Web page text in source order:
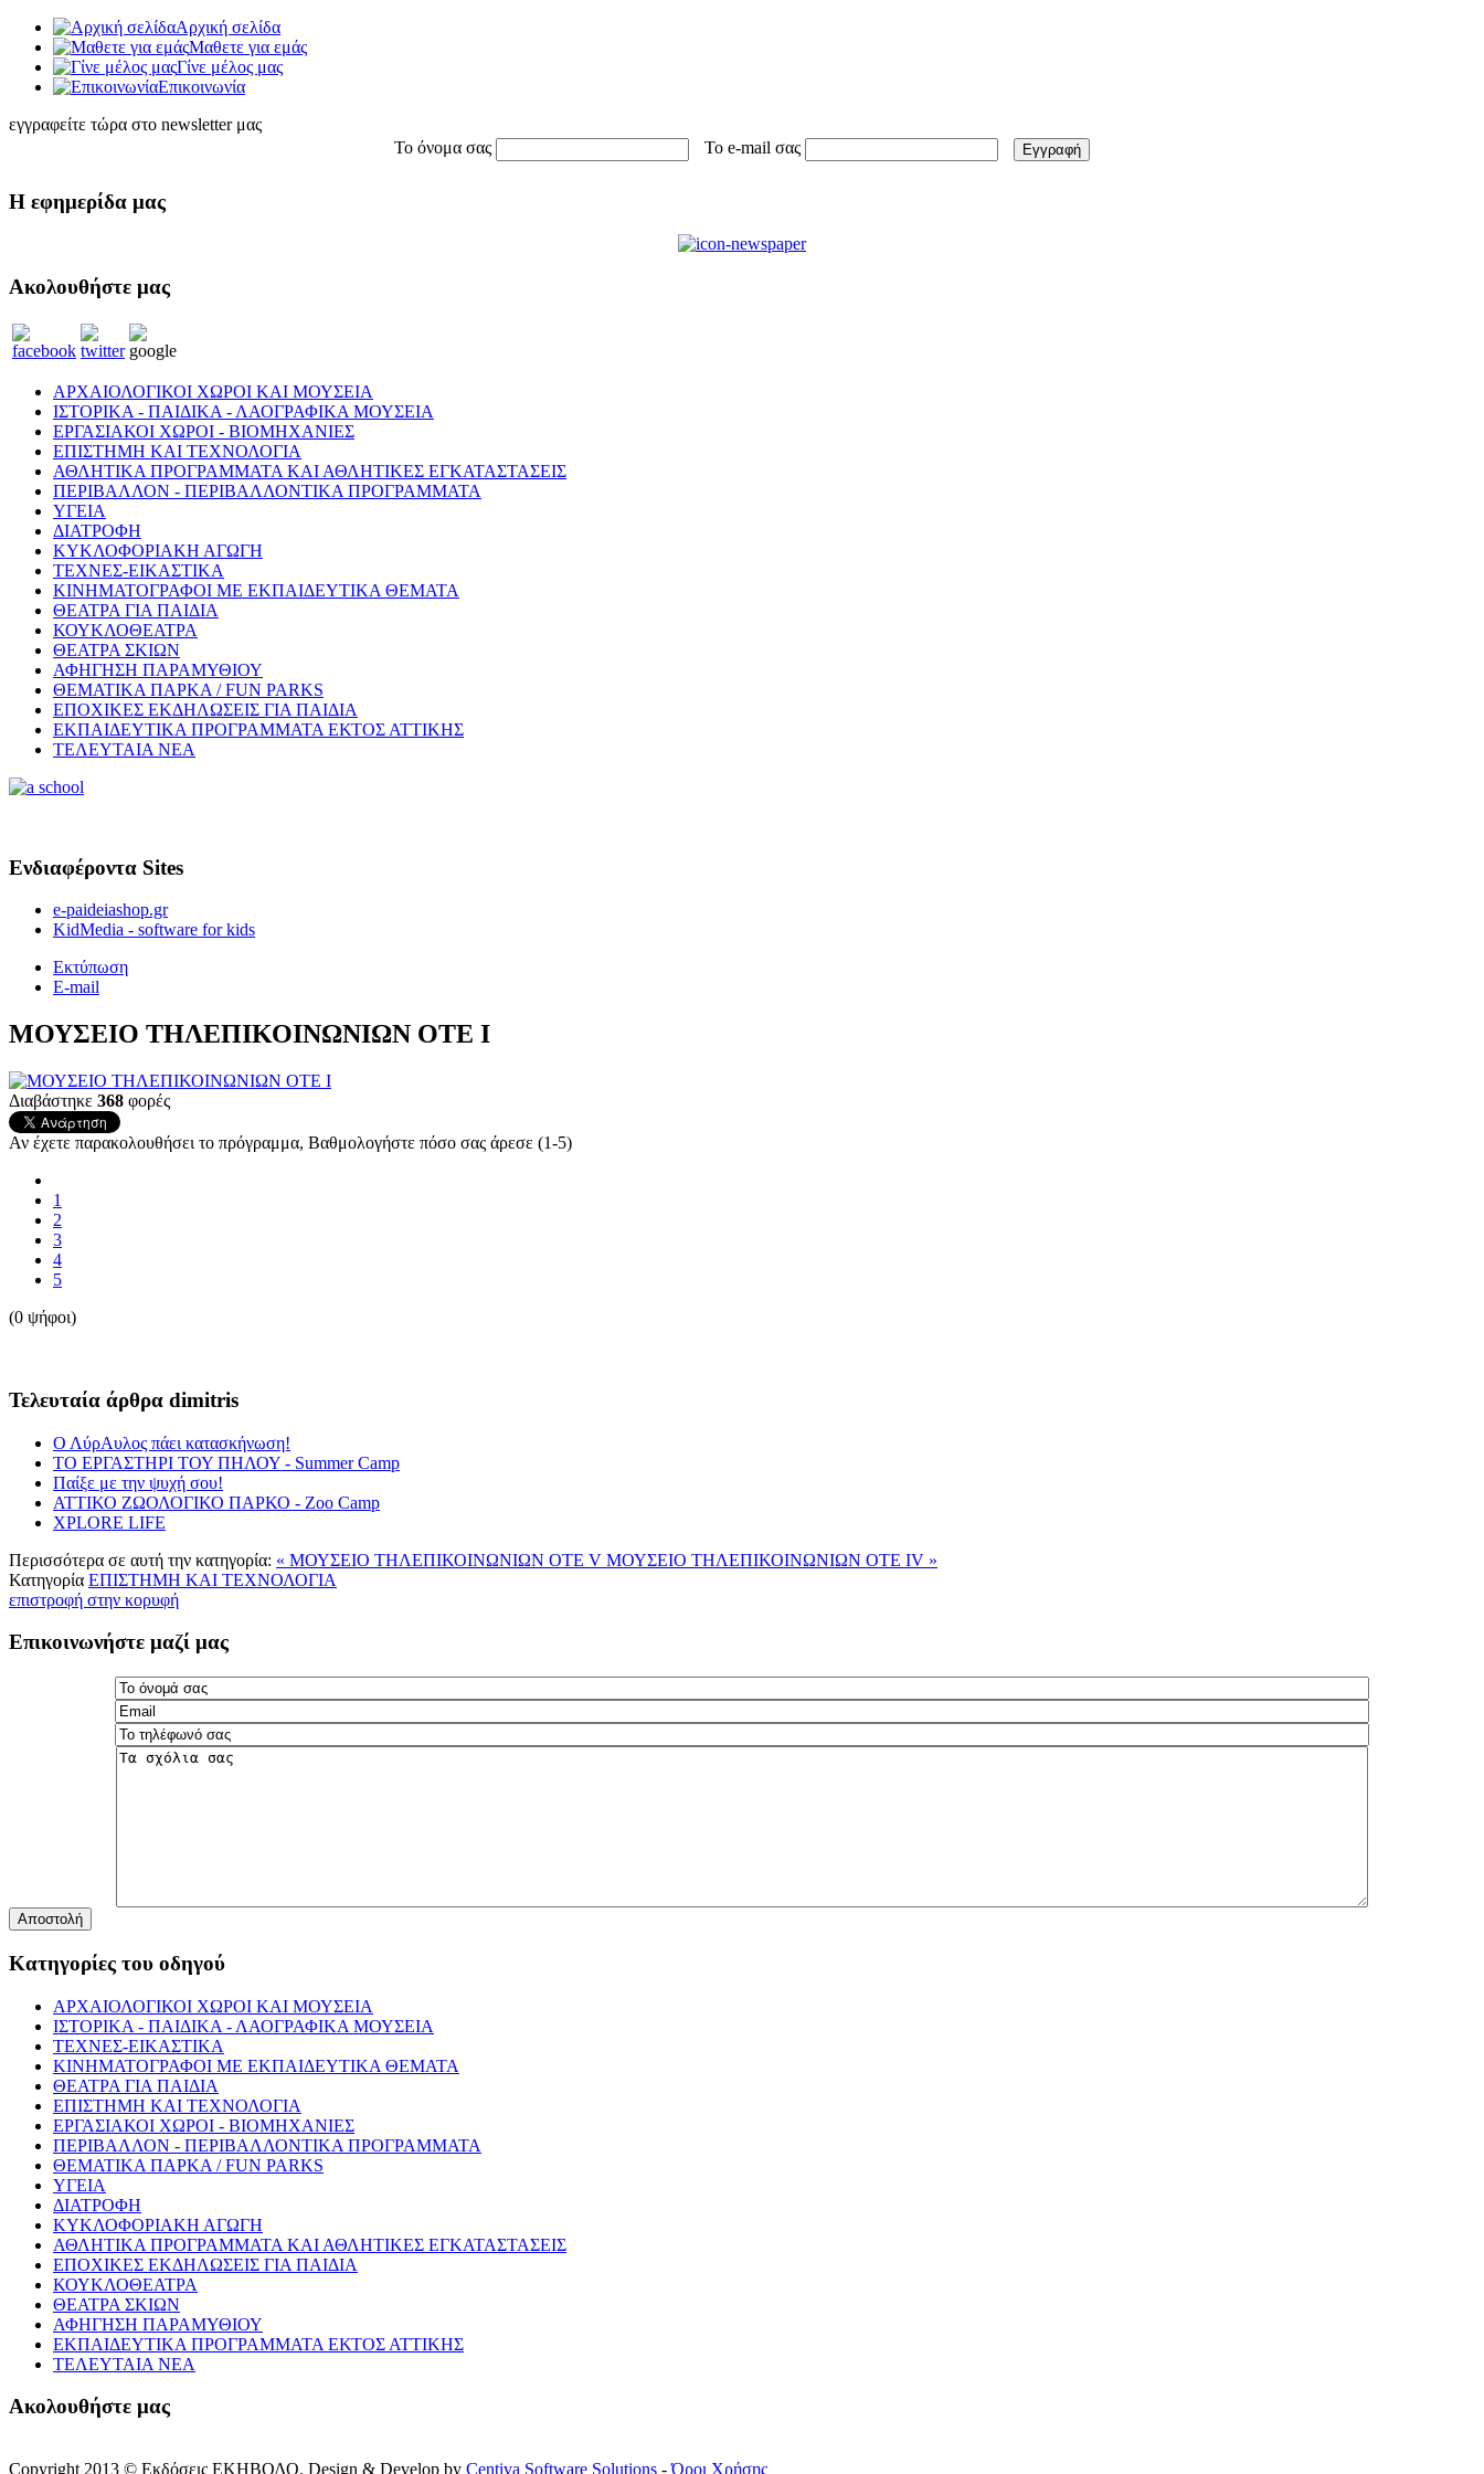
Αρχική σελίδα
Μαθετε για εμάς
Γίνε μέλος μας
Eπικοινωνία
εγγραφείτε τώρα στο newsletter μας
Το όνομα σας
Το e-mail σας
Η εφημερίδα μας
Ακολουθήστε μας
ΑΡΧΑΙΟΛΟΓΙΚΟΙ ΧΩΡΟΙ ΚΑΙ ΜΟΥΣΕΙΑ
ΙΣΤΟΡΙΚΑ - ΠΑΙΔΙΚΑ - ΛΑΟΓΡΑΦΙΚΑ ΜΟΥΣΕΙΑ
ΕΡΓΑΣΙΑΚΟΙ ΧΩΡΟΙ - ΒΙΟΜΗΧΑΝΙΕΣ
ΕΠΙΣΤΗΜΗ ΚΑΙ ΤΕΧΝΟΛΟΓΙΑ
ΑΘΛΗΤΙΚΑ ΠΡΟΓΡΑΜΜΑΤΑ ΚΑΙ ΑΘΛΗΤΙΚΕΣ ΕΓΚΑΤΑΣΤΑΣΕΙΣ
ΠΕΡΙΒΑΛΛΟΝ - ΠΕΡΙΒΑΛΛΟΝΤΙΚΑ ΠΡΟΓΡΑΜΜΑΤΑ
ΥΓΕΙΑ
ΔΙΑΤΡΟΦΗ
ΚΥΚΛΟΦΟΡΙΑΚΗ ΑΓΩΓΗ
ΤΕΧΝΕΣ-ΕΙΚΑΣΤΙΚΑ
ΚΙΝΗΜΑΤΟΓΡΑΦΟΙ ΜΕ ΕΚΠΑΙΔΕΥΤΙΚΑ ΘΕΜΑΤΑ
ΘΕΑΤΡΑ ΓΙΑ ΠΑΙΔΙΑ
ΚΟΥΚΛΟΘΕΑΤΡΑ
ΘΕΑΤΡΑ ΣΚΙΩΝ
ΑΦΗΓΗΣΗ ΠΑΡΑΜΥΘΙΟΥ
ΘΕΜΑΤΙΚΑ ΠΑΡΚΑ / FUN PARKS
ΕΠΟΧΙΚΕΣ ΕΚΔΗΛΩΣΕΙΣ ΓΙΑ ΠΑΙΔΙΑ
ΕΚΠΑΙΔΕΥΤΙΚΑ ΠΡΟΓΡΑΜΜΑΤΑ ΕΚΤΟΣ ΑΤΤΙΚΗΣ
ΤΕΛΕΥΤΑΙΑ ΝΕΑ
Ενδιαφέροντα Sites
e-paideiashop.gr
KidMedia - software for kids
Εκτύπωση
E-mail
ΜΟΥΣΕΙΟ ΤΗΛΕΠΙΚΟΙΝΩΝΙΩΝ ΟΤΕ Ι
Διαβάστηκε 368 φορές
Αν έχετε παρακολουθήσει το πρόγραμμα, Βαθμολογήστε πόσο σας άρεσε (1-5)
1
2
3
4
5
(0 ψήφοι)
Τελευταία άρθρα dimitris
Ο ΛύρΑυλος πάει κατασκήνωση!
ΤΟ ΕΡΓΑΣΤΗΡΙ ΤΟΥ ΠΗΛΟΥ - Summer Camp
Παίξε με την ψυχή σου!
ΑΤΤΙΚΟ ΖΩΟΛΟΓΙΚΟ ΠΑΡΚΟ - Ζοο Camp
XPLORE LIFE
Περισσότερα σε αυτή την κατηγορία: « ΜΟΥΣΕΙΟ ΤΗΛΕΠΙΚΟΙΝΩΝΙΩΝ ΟΤΕ V ΜΟΥΣΕΙΟ ΤΗΛΕΠΙΚΟΙΝΩΝΙΩΝ ΟΤΕ ΙV »
Κατηγορία ΕΠΙΣΤΗΜΗ ΚΑΙ ΤΕΧΝΟΛΟΓΙΑ
επιστροφή στην κορυφή
Επικοινωνήστε μαζί μας
Αποστολή
Κατηγορίες του οδηγού
ΑΡΧΑΙΟΛΟΓΙΚΟΙ ΧΩΡΟΙ ΚΑΙ ΜΟΥΣΕΙΑ
ΙΣΤΟΡΙΚΑ - ΠΑΙΔΙΚΑ - ΛΑΟΓΡΑΦΙΚΑ ΜΟΥΣΕΙΑ
ΤΕΧΝΕΣ-ΕΙΚΑΣΤΙΚΑ
ΚΙΝΗΜΑΤΟΓΡΑΦΟΙ ΜΕ ΕΚΠΑΙΔΕΥΤΙΚΑ ΘΕΜΑΤΑ
ΘΕΑΤΡΑ ΓΙΑ ΠΑΙΔΙΑ
ΕΠΙΣΤΗΜΗ ΚΑΙ ΤΕΧΝΟΛΟΓΙΑ
ΕΡΓΑΣΙΑΚΟΙ ΧΩΡΟΙ - ΒΙΟΜΗΧΑΝΙΕΣ
ΠΕΡΙΒΑΛΛΟΝ - ΠΕΡΙΒΑΛΛΟΝΤΙΚΑ ΠΡΟΓΡΑΜΜΑΤΑ
ΘΕΜΑΤΙΚΑ ΠΑΡΚΑ / FUN PARKS
ΥΓΕΙΑ
ΔΙΑΤΡΟΦΗ
ΚΥΚΛΟΦΟΡΙΑΚΗ ΑΓΩΓΗ
ΑΘΛΗΤΙΚΑ ΠΡΟΓΡΑΜΜΑΤΑ ΚΑΙ ΑΘΛΗΤΙΚΕΣ ΕΓΚΑΤΑΣΤΑΣΕΙΣ
ΕΠΟΧΙΚΕΣ ΕΚΔΗΛΩΣΕΙΣ ΓΙΑ ΠΑΙΔΙΑ
ΚΟΥΚΛΟΘΕΑΤΡΑ
ΘΕΑΤΡΑ ΣΚΙΩΝ
ΑΦΗΓΗΣΗ ΠΑΡΑΜΥΘΙΟΥ
ΕΚΠΑΙΔΕΥΤΙΚΑ ΠΡΟΓΡΑΜΜΑΤΑ ΕΚΤΟΣ ΑΤΤΙΚΗΣ
ΤΕΛΕΥΤΑΙΑ ΝΕΑ
Ακολουθήστε μας
Copyright 2013 © Εκδόσεις ΕΚΗΒΟΛΟ. Design & Develop by Centiva Software Solutions -Όροι Χρήσης